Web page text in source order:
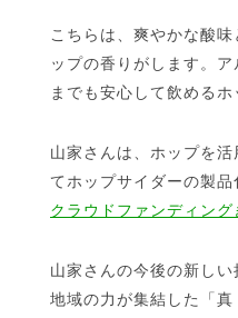
こちらは、爽やかな酸
ップの香りがします。
までも安心して飲めるホ
山家さんは、ホップを
てホップサイダーの製
クラウドファンディング
山家さんの今後の新し
地域の力が集結した「